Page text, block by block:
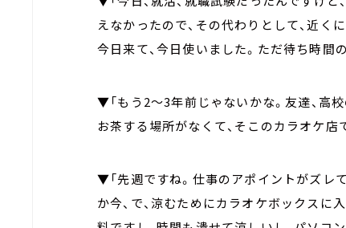
えなかったので、その代わりとして、近く
今日来て、今日使いました。ただ待ち時間
▼「もう2～3年前じゃないかな。友達、高
お茶する場所がなくて、そこのカラオケ店
▼「先週ですね。仕事のアポイントがズレ
か今、で、涼むためにカラオケボックスに